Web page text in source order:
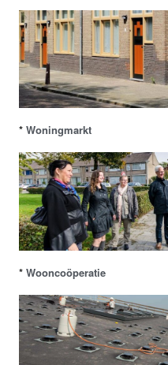
*Woningmarkt
*Wooncoöperatie